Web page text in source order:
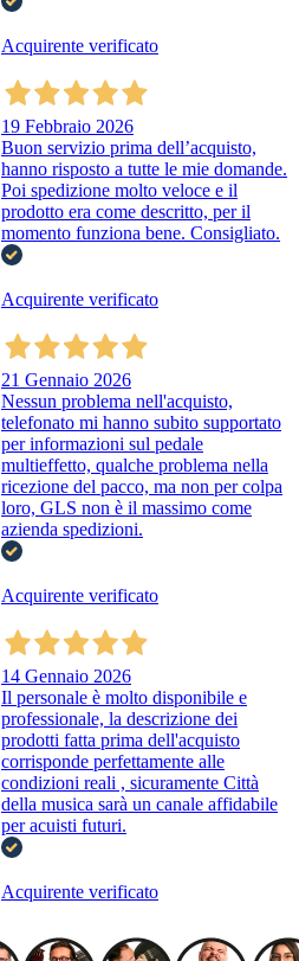
Acquirente verificato
19 Febbraio 2026
Buon servizio prima dell’acquisto,
hanno risposto a tutte le mie domande.
Poi spedizione molto veloce e il
prodotto era come descritto, per il
momento funziona bene. Consigliato.
Acquirente verificato
21 Gennaio 2026
Nessun problema nell'acquisto,
telefonato mi hanno subito supportato
per informazioni sul pedale
multieffetto, qualche problema nella
ricezione del pacco, ma non per colpa
loro, GLS non è il massimo come
azienda spedizioni.
Acquirente verificato
14 Gennaio 2026
Il personale è molto disponibile e
professionale, la descrizione dei
prodotti fatta prima dell'acquisto
corrisponde perfettamente alle
condizioni reali , sicuramente Città
della musica sarà un canale affidabile
per acuisti futuri.
Acquirente verificato